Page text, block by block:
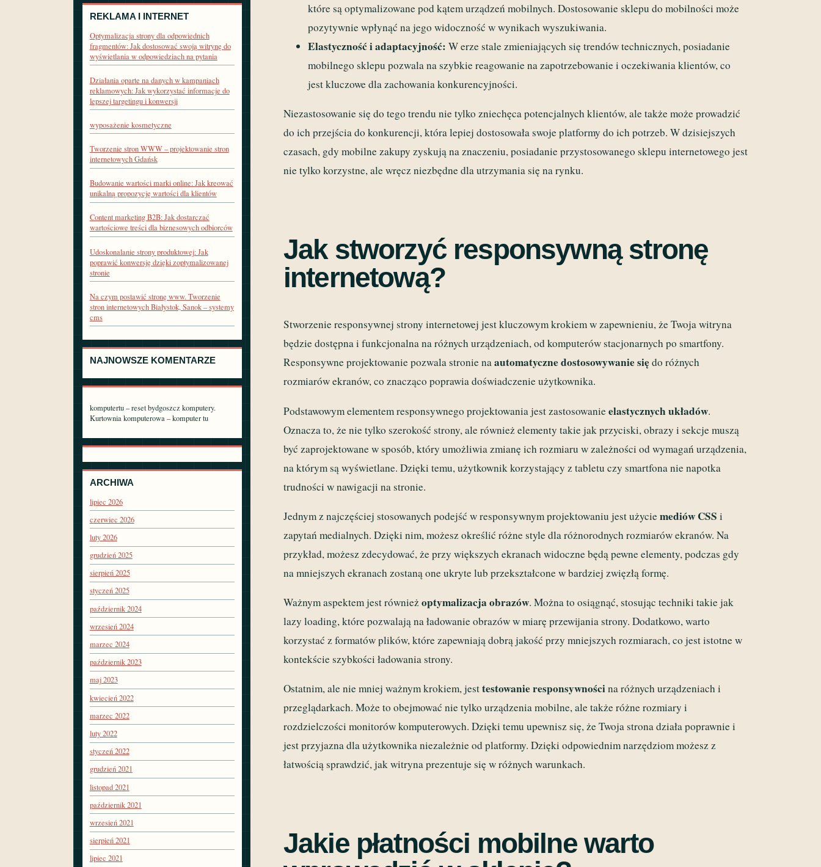
REKLAMA I INTERNET
Optymalizacja strony dla odpowiednich
fragmentów: Jak dostosować swoją witrynę do
wyświetlania w odpowiedziach na pytania
Działania oparte na danych w kampaniach
reklamowych: Jak wykorzystać informacje do
lepszej targetingu i konwersji
wyposażenie kosmetyczne
Tworzenie stron WWW – projektowanie stron
internetowych Gdańsk
Budowanie wartości marki online: Jak kreować
unikalną propozycję wartości dla klientów
Content marketing B2B: Jak dostarczać
wartościowe treści dla biznesowych odbiorców
Udoskonalanie strony produktowej: Jak
poprawić konwersję dzięki zoptymalizowanej
stronie
Na czym postawić stronę www. Tworzenie
stron internetowych Białystok, Sanok – systemy
cms
NAJNOWSZE KOMENTARZE
komputertu – reset bydgoszcz komputery.
Kurtownia komputerowa – komputer tu
ARCHIWA
lipiec 2026
czerwiec 2026
luty 2026
grudzień 2025
sierpień 2025
styczeń 2025
październik 2024
wrzesień 2024
marzec 2024
październik 2023
maj 2023
kwiecień 2022
marzec 2022
luty 2022
styczeń 2022
grudzień 2021
listopad 2021
październik 2021
wrzesień 2021
sierpień 2021
lipiec 2021
które są optymalizowane pod kątem urządzeń mobilnych. Dostosowanie sklepu do mobilności może
pozytywnie wpłynąć na jego widoczność w wynikach wyszukiwania.
Elastyczność i adaptacyjność: W erze stale zmieniających się trendów technicznych, posiadanie
mobilnego sklepu pozwala na szybkie reagowanie na zapotrzebowanie i oczekiwania klientów, co
jest kluczowe dla zachowania konkurencyjności.
Niezastosowanie się do tego trendu nie tylko zniechęca potencjalnych klientów, ale także może prowadzić
do ich przejścia do konkurencji, która lepiej dostosowała swoje platformy do ich potrzeb. W dzisiejszych
czasach, gdy mobilne zakupy zyskują na znaczeniu, posiadanie przystosowanego sklepu internetowego jest
nie tylko korzystne, ale wręcz niezbędne dla utrzymania się na rynku.
Jak stworzyć responsywną stronę
internetową?
Stworzenie responsywnej strony internetowej jest kluczowym krokiem w zapewnieniu, że Twoja witryna
będzie dostępna i funkcjonalna na różnych urządzeniach, od komputerów stacjonarnych po smartfony.
Responsywne projektowanie pozwala stronie naautomatyczne dostosowywanie siędo różnych
rozmiarów ekranów, co znacząco poprawia doświadczenie użytkownika.
Podstawowym elementem responsywnego projektowania jest zastosowanieelastycznych układów.
Oznacza to, że nie tylko szerokość strony, ale również elementy takie jak przyciski, obrazy i sekcje muszą
być zaprojektowane w sposób, który umożliwia zmianę ich rozmiaru w zależności od wymagań urządzenia,
na którym są wyświetlane. Dzięki temu, użytkownik korzystający z tabletu czy smartfona nie napotka
trudności w nawigacji na stronie.
Jednym z najczęściej stosowanych podejść w responsywnym projektowaniu jest użyciemediów CSS i
zapytań medialnych. Dzięki nim, możesz określić różne style dla różnorodnych rozmiarów ekranów. Na
przykład, możesz zdecydować, że przy większych ekranach widoczne będą pewne elementy, podczas gdy
na mniejszych ekranach zostaną one ukryte lub przekształcone w bardziej zwięzłą formę.
Ważnym aspektem jest równieżoptymalizacja obrazów. Można to osiągnąć, stosując techniki takie jak
lazy loading, które pozwalają na ładowanie obrazów w miarę przewijania strony. Dodatkowo, warto
korzystać z formatów plików, które zapewniają dobrą jakość przy mniejszych rozmiarach, co jest istotne w
kontekście szybkości ładowania strony.
Ostatnim, ale nie mniej ważnym krokiem, jesttestowanie responsywnościna różnych urządzeniach i
przeglądarkach. Może to obejmować nie tylko urządzenia mobilne, ale także różne rozmiary i
rozdzielczości monitorów komputerowych. Dzięki temu upewnisz się, że Twoja strona działa poprawnie i
jest przyjazna dla użytkownika niezależnie od platformy. Dzięki odpowiednim narzędziom możesz z
łatwością sprawdzić, jak witryna prezentuje się w różnych warunkach.
Jakie płatności mobilne warto